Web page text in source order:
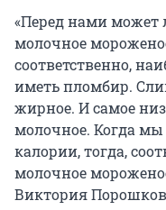
«Перед нами может
молочное
соответственно,
иметь пломбир.
жирное. И самое
молочное. Когда
калории, тогда,
молочное
Виктория